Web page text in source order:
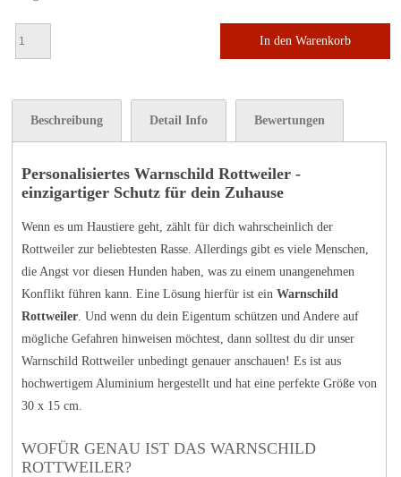
In den Warenkorb
Beschreibung Detail Info Bewertungen
Personalisiertes Warnschild Rottweiler -
einzigartiger Schutz für dein Zuhause
Wenn es um Haustiere geht, zählt für dich wahrscheinlich der
Rottweiler zur beliebtesten Rasse. Allerdings gibt es viele Menschen,
die Angst vor diesen Hunden haben, was zu einem unangenehmen
Konflikt führen kann. Eine Lösung hierfür ist ein Warnschild
Rottweiler . Und wenn du dein Eigentum schützen und Andere auf
mögliche Gefahren hinweisen möchtest, dann solltest du dir unser
Warnschild Rottweiler unbedingt genauer anschauen! Es ist aus
hochwertigem Aluminium hergestellt und hat eine perfekte Größe von
30 x 15 cm.
WOFÜR GENAU IST DAS WARNSCHILD
ROTTWEILER?